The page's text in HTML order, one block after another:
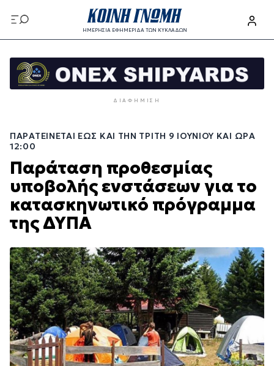
προς
το
περιεχόμενο
ΗΜΕΡΗΣΙΑ ΕΦΗΜΕΡΙΔΑ ΤΩΝ ΚΥΚΛΑΔΩΝ
προς
κυρίως
ΔΙΑΦΉΜΙΣΗ
ΠΑΡΑΤΕΊΝΕΤΑΙ ΈΩΣ ΚΑΙ ΤΗΝ ΤΡΊΤΗ 9 ΙΟΥΝΊΟΥ ΚΑΙ ΏΡΑ
12:00
Παράταση προθεσμίας
υποβολής ενστάσεων για το
κατασκηνωτικό πρόγραμμα
της ΔΥΠΑ